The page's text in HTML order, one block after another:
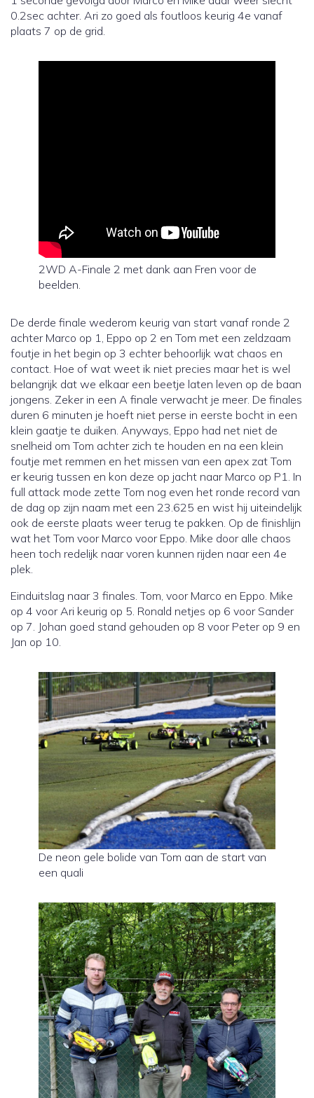
0.2sec achter. Ari zo goed als foutloos keurig 4e vanaf
plaats 7 op de grid.
2WD A-Finale 2 met dank aan Fren voor de
beelden.
De derde finale wederom keurig van start vanaf ronde 2
achter Marco op 1, Eppo op 2 en Tom met een zeldzaam
foutje in het begin op 3 echter behoorlijk wat chaos en
contact. Hoe of wat weet ik niet precies maar het is wel
belangrijk dat we elkaar een beetje laten leven op de baan
jongens. Zeker in een A finale verwacht je meer. De finales
duren 6 minuten je hoeft niet perse in eerste bocht in een
klein gaatje te duiken. Anyways, Eppo had net niet de
snelheid om Tom achter zich te houden en na een klein
foutje met remmen en het missen van een apex zat Tom
er keurig tussen en kon deze op jacht naar Marco op P1. In
full attack mode zette Tom nog even het ronde record van
de dag op zijn naam met een 23.625 en wist hij uiteindelijk
ook de eerste plaats weer terug te pakken. Op de finishlijn
wat het Tom voor Marco voor Eppo. Mike door alle chaos
heen toch redelijk naar voren kunnen rijden naar een 4e
plek.
Einduitslag naar 3 finales. Tom, voor Marco en Eppo. Mike
op 4 voor Ari keurig op 5. Ronald netjes op 6 voor Sander
op 7. Johan goed stand gehouden op 8 voor Peter op 9 en
Jan op 10.
De neon gele bolide van Tom aan de start van
een quali